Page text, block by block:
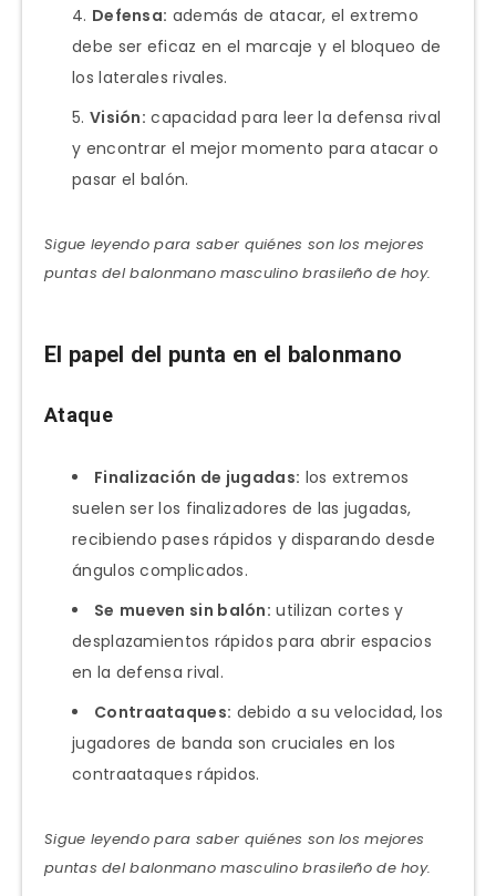
Defensa: además de atacar, el extremo
debe ser eficaz en el marcaje y el bloqueo de
los laterales rivales.
Visión: capacidad para leer la defensa rival
y encontrar el mejor momento para atacar o
pasar el balón.
Sigue leyendo para saber quiénes son los mejores
puntas del balonmano masculino brasileño de hoy.
El papel del punta en el balonmano
Ataque
Finalización de jugadas: los extremos
suelen ser los finalizadores de las jugadas,
recibiendo pases rápidos y disparando desde
ángulos complicados.
Se mueven sin balón: utilizan cortes y
desplazamientos rápidos para abrir espacios
en la defensa rival.
Contraataques: debido a su velocidad, los
jugadores de banda son cruciales en los
contraataques rápidos.
Sigue leyendo para saber quiénes son los mejores
puntas del balonmano masculino brasileño de hoy.